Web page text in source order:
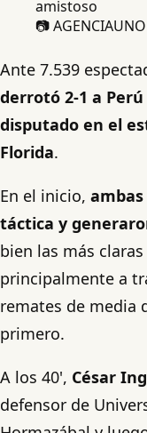
📷 AGENCIAUNO
Ante 7.539
derrotó 2-1 a
disputado en el
Florida.
En el inicio,
táctica y
bien las más
principalmente a
remates de media
primero.
A los 40', César
defensor de